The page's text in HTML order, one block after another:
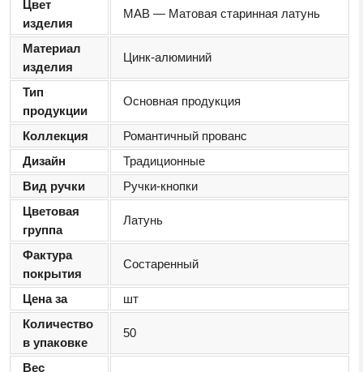
Цвет
изделия
MAB — Матовая старинная латунь
Материал
изделия
Цинк-алюминий
Тип
продукции
Основная продукция
Коллекция
Романтичный прованс
Дизайн
Традиционные
Вид ручки
Ручки-кнопки
Цветовая
группа
Латунь
Фактура
покрытия
Состаренный
Цена за
шт
Количество
в упаковке
50
Вес